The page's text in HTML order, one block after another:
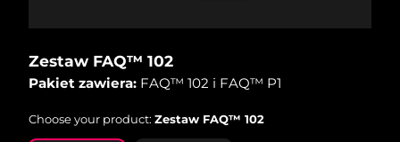
Zestaw FAQ™ 102
Pakiet zawiera: FAQ™ 102 i FAQ™ P1
Choose your product:Zestaw FAQ™ 102
Kuwejt